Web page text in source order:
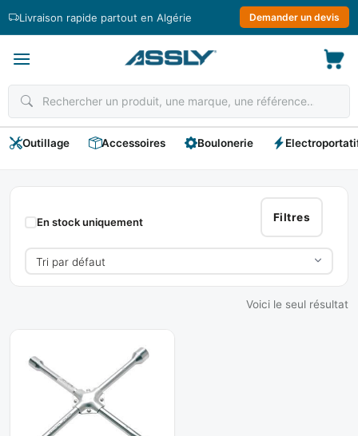
Livraison rapide partout en Algérie Demander un devis
Outillage Accessoires Boulonerie
Clés
Croix
Filtres
En stock uniquement
Voici le seul résultat